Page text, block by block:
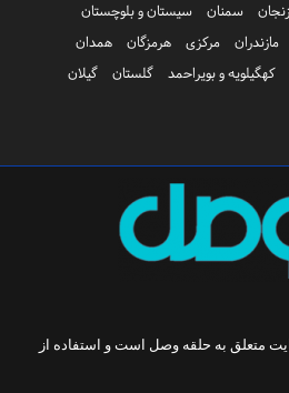
زنجان سمنان
سیستان و بلوچستان
مازندران مرکزی هرمزگان
همدان
کهگیلویه و بویراحمد گلستان
گیلان
متعلق به حلقه وصل است و استفاده از